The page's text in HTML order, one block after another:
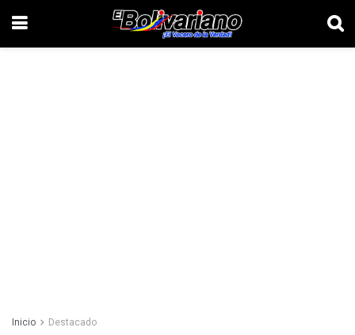
Inicio Destacado